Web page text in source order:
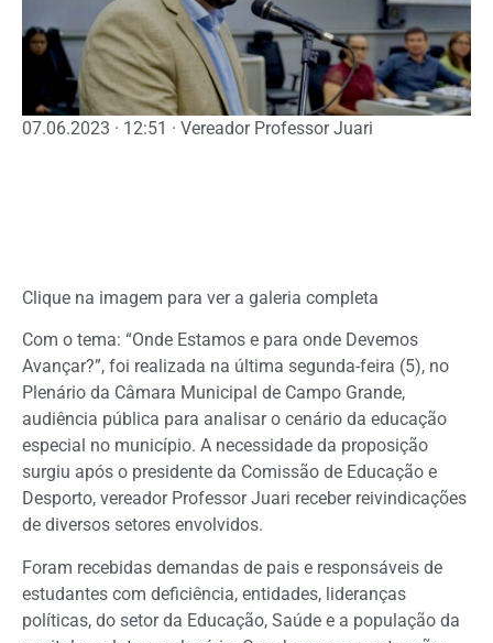
07.06.2023 · 12:51 · Vereador Professor Juari
Clique na imagem para ver a galeria completa
Com o tema: “Onde Estamos e para onde Devemos
Avançar?”, foi realizada na última segunda-feira (5), no
Plenário da Câmara Municipal de Campo Grande,
audiência pública para analisar o cenário da educação
especial no município. A necessidade da proposição
surgiu após o presidente da Comissão de Educação e
Desporto, vereador Professor Juari receber reivindicações
de diversos setores envolvidos.
Foram recebidas demandas de pais e responsáveis de
estudantes com deficiência, entidades, lideranças
políticas, do setor da Educação, Saúde e a população da